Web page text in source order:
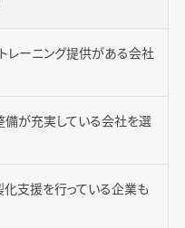
レーニング提供がある会社
備が充実している会社を選
支援を行っている企業も